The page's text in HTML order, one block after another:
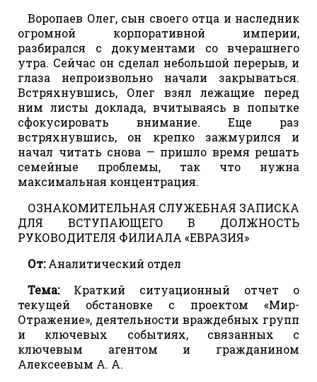
Воропаев Олег, сын своего отца и наследник
огромной корпоративной империи,
разбирался с документами со вчерашнего
утра. Сейчас он сделал небольшой перерыв, и
глаза непроизвольно начали закрываться.
Встряхнувшись, Олег взял лежащие перед
ним листы доклада, вчитываясь в попытке
сфокусировать внимание. Еще раз
встряхнувшись, он крепко зажмурился и
начал читать снова — пришло время решать
семейные проблемы, так что нужна
максимальная концентрация.
ОЗНАКОМИТЕЛЬНАЯ СЛУЖЕБНАЯ ЗАПИСКА
ДЛЯ ВСТУПАЮЩЕГО В ДОЛЖНОСТЬ
РУКОВОДИТЕЛЯ ФИЛИАЛА «ЕВРАЗИЯ»
От:Аналитический отдел
Тема:Краткий ситуационный отчет о
текущей обстановке с проектом «Мир-
Отражение», деятельности враждебных групп
и ключевых событиях, связанных с
ключевым агентом и гражданином
Алексеевым А. А.